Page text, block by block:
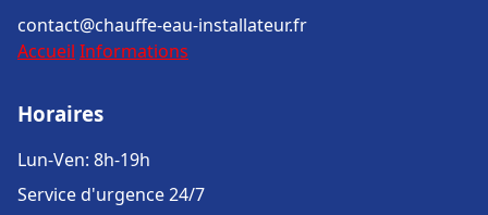
contact@chauffe-eau-installateur.fr
Accueil Informations
Horaires
Lun-Ven: 8h-19h
Service d'urgence 24/7